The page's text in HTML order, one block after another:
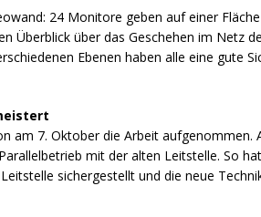
24 Monitore geben auf einer
Überblick über das Geschehen im Netz
Ebenen haben alle eine gute
am 7. Oktober die Arbeit aufgenommen.
mit der alten Leitstelle. So
sichergestellt und die neue